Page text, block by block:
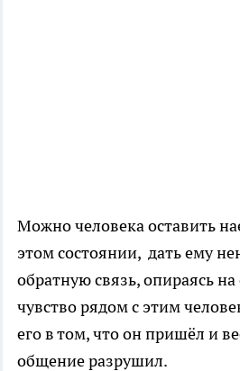
Можно человека оставить
этом состоянии, дать ему
обратную связь, опираясь на
чувство рядом с этим
его в том, что он пришёл и
общение разрушил.